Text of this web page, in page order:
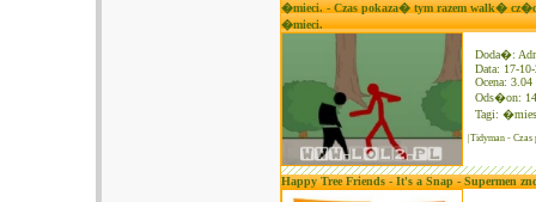
�mieci. - Czas pokaza� tym razem walk�
�mieci.
Doda�:
Data: 17-
Ocena: 3.04
Ods�on:
Tagi:
|Tidyman -
Happy Tree Friends - It's a Snap - Supermen